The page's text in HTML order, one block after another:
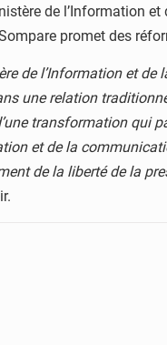
de l’Information
promet des
de l’Information et de
une relation
transformation qui
et de la
de la liberté de la